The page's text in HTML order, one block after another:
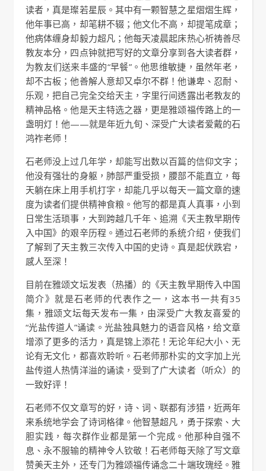
读者，真是璨若星辰。其中有一颗智慧之星熠熠生辉，
他年事已高，却笔耕不辍；他文化不高，却提笔成章；
他病体缠身却毅力超凡；他每天凌晨起床热心祈祷善尽
教友本分，四点钟就把写好的文章分享到各大读者群，
为教友们送来丰盛的“早餐”。他思维敏捷，虽然年老，
却不古板；他善解人意却又卓尔不群！他谦卑、忍耐、
乐观，把自己完全交给天主，字里行间透露出老教友的
精神品格。他是天主特选之器，更是雅颂福传路上的一
盏明灯！他——就是年近九旬、深受广大读者爱戴的石
鸿祚老师！
石老师没上过几年学，却能写出数以百篇的信仰文字；
他没有强壮的身躯，肺部严重受损，腰部不能直立，每
天躺在床上用手机打字，却能几乎以每天一篇文章的速
度为读者们提供精神食粮。他写的都是真人真事，小到
日常生活琐事，大到跨越几千年、追溯《天主教早期传
入中国》的艰辛历程。通过石老师的系统介绍，使我们
了解到了天主教三次传入中国的史诗。真是起伏跌宕，
感人至深！
目前在雅颂文坛发表（热播）的《天主教早期传入中国
简介》就是石老师的代表作之一，这本书一共有35
集，雅颂文坛每天发布一集，由深受广大教友喜爱的
“光盐传道人”诵读。光盐独具魅力的语音风格，给文章
增添了更多的活力，真是锦上添花！无论年纪大小、无
论有无文化，都喜欢聆听。石老师那朴实的文字加上光
盐传道人热情洋溢的诵读，受到了广大读者（听众）的
一致好评！
石老师不仅文章写的好，诗、词、联都有涉猎，近两年
来系统地学会了诗词格律。他智慧超凡，勇于探索、大
胆实践，每次群作业都是第一个完成。他那种自强不
息、永不服输的精神令人钦敬！石老师每天除了写文章
赞美天主外，还专门为雅颂福传诵念二十端玫瑰经。雅